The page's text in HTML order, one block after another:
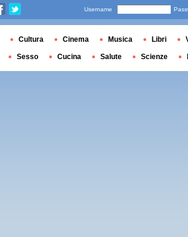
Username
Cultura Cinema Musica Libri
Sesso Cucina Salute Scienze